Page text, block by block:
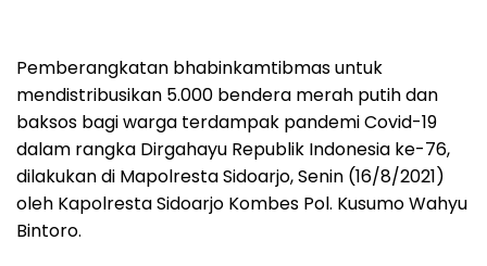
Pemberangkatan bhabinkamtibmas untuk
mendistribusikan 5.000 bendera merah putih dan
baksos bagi warga terdampak pandemi Covid-19
dalam rangka Dirgahayu Republik Indonesia ke-76,
dilakukan di Mapolresta Sidoarjo, Senin (16/8/2021)
oleh Kapolresta Sidoarjo Kombes Pol. Kusumo Wahyu
Bintoro.